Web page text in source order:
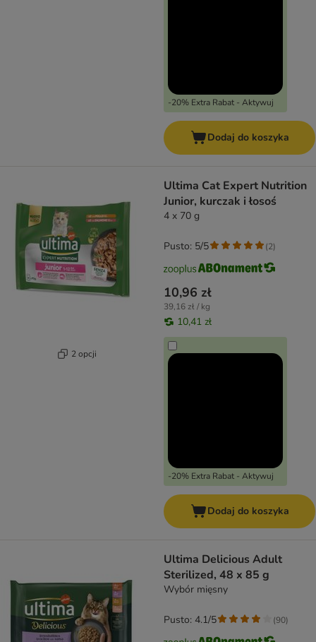
-20% Extra Rabat - Aktywuj
Dodaj do koszyka
2 opcji
Ultima Cat Expert Nutrition
Junior, kurczak i łosoś
4 x 70 g
10,96 zł
39,16 zł / kg
10,41 zł
-20% Extra Rabat - Aktywuj
Pusto: 5/5 (2)
Dodaj do koszyka
Ultima Delicious Adult
Sterilized, 48 x 85 g
Wybór mięsny
Pusto: 4.1/5 (90)